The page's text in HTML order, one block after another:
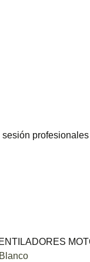
sesión profesionales